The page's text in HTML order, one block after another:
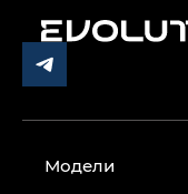
Модели